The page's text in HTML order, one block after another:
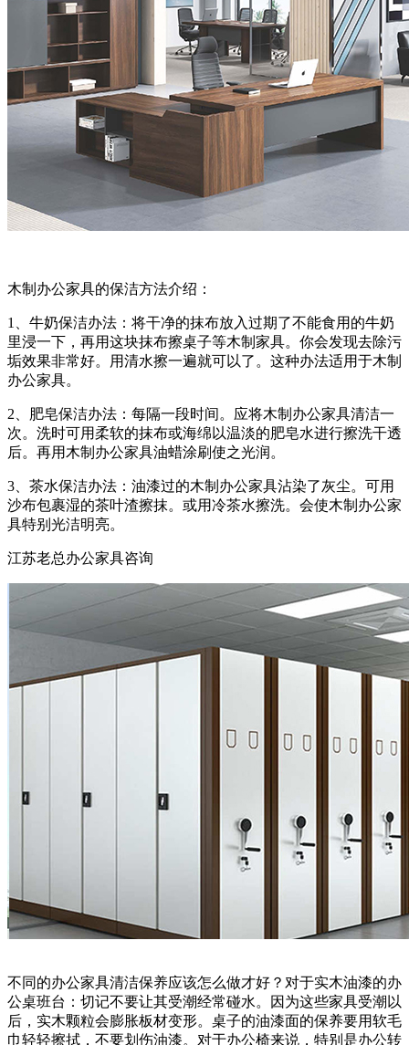
木制办公家具的保洁方法介绍：
1、牛奶保洁办法：将干净的抹布放入过期了不能食用的牛奶
里浸一下，再用这块抹布擦桌子等木制家具。你会发现去除污
垢效果非常好。用清水擦一遍就可以了。这种办法适用于木制
办公家具。
2、肥皂保洁办法：每隔一段时间。应将木制办公家具清洁一
次。洗时可用柔软的抹布或海绵以温淡的肥皂水进行擦洗干透
后。再用木制办公家具油蜡涂刷使之光润。
3、茶水保洁办法：油漆过的木制办公家具沾染了灰尘。可用
沙布包裹湿的茶叶渣擦抹。或用冷茶水擦洗。会使木制办公家
具特别光洁明亮。
江苏老总办公家具咨询
不同的办公家具清洁保养应该怎么做才好？对于实木油漆的办
公桌班台：切记不要让其受潮经常碰水。因为这些家具受潮以
后，实木颗粒会膨胀板材变形。桌子的油漆面的保养要用软毛
巾轻轻擦拭，不要划伤油漆。对于办公椅来说，特别是办公转